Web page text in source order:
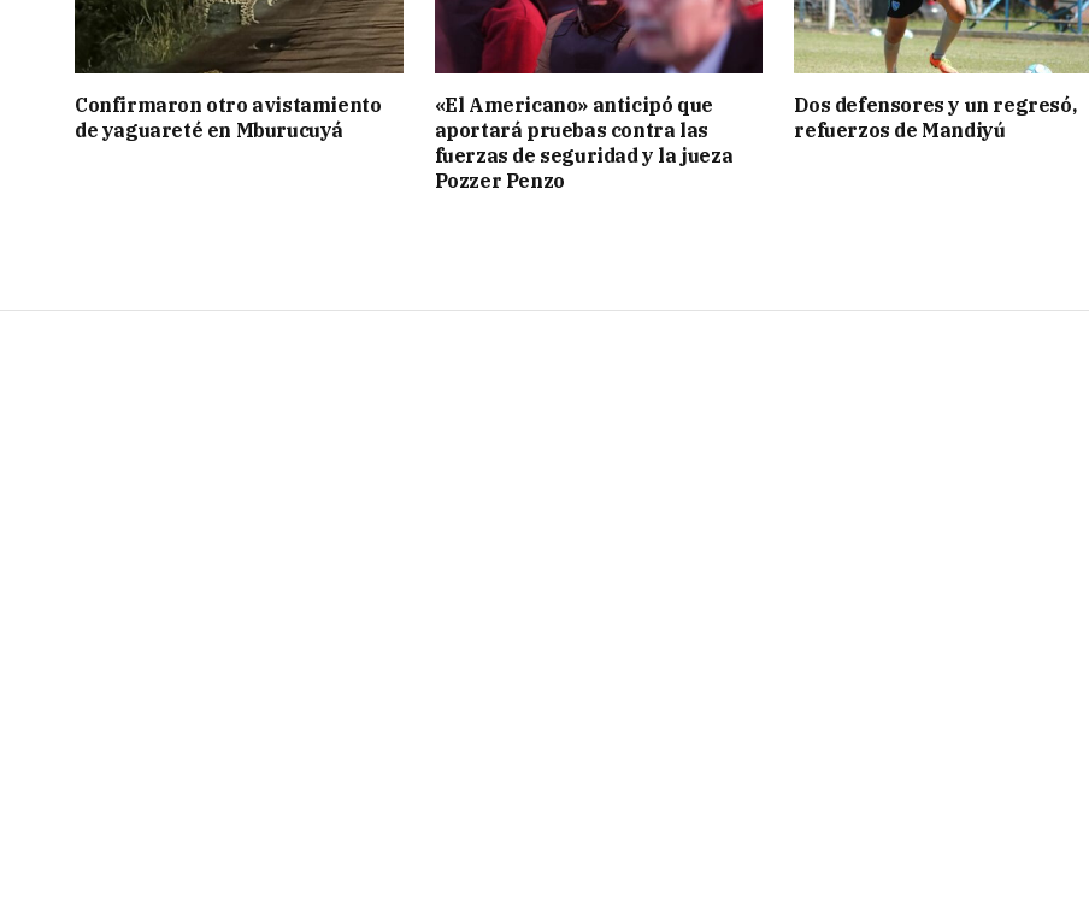
Confirmaron otro avistamiento
de yaguareté en Mburucuyá
«El Americano» anticipó que
aportará pruebas contra las
fuerzas de seguridad y la jueza
Pozzer Penzo
Dos defensores y un regresó,
refuerzos de Mandiyú